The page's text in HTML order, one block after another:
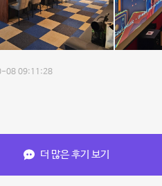
08 09:11:28
더 많은 후기 보기